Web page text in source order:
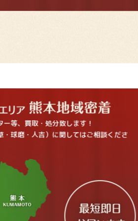
等、買取・処分致します！
球磨・人吉）に関してはご相談くださ